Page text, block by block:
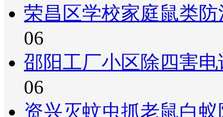
荣昌区学校家庭鼠类
06
邵阳工厂小区除四害
06
资兴灭蚊虫抓老鼠白